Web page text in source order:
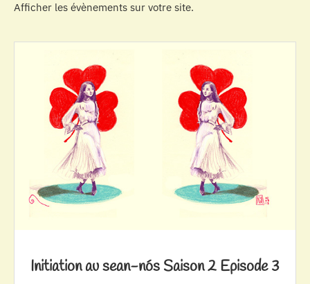
Afficher les évènements sur votre site.
Initiation au sean-nós Saison 2 Episode 3